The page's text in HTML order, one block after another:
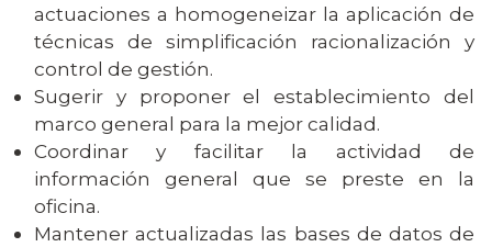
actuaciones a homogeneizar la aplicación de
técnicas de simplificación racionalización y
control de gestión.
Sugerir y proponer el establecimiento del
marco general para la mejor calidad.
Coordinar y facilitar la actividad de
información general que se preste en la
oficina.
Mantener actualizadas las bases de datos de